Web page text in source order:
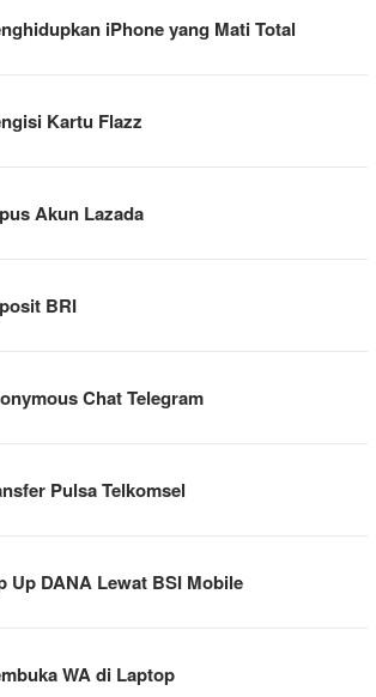
iPhone yang Mati Total
Kartu Flazz
Akun Lazada
BRI
Chat Telegram
Pulsa Telkomsel
Up DANA Lewat BSI Mobile
WA di Laptop